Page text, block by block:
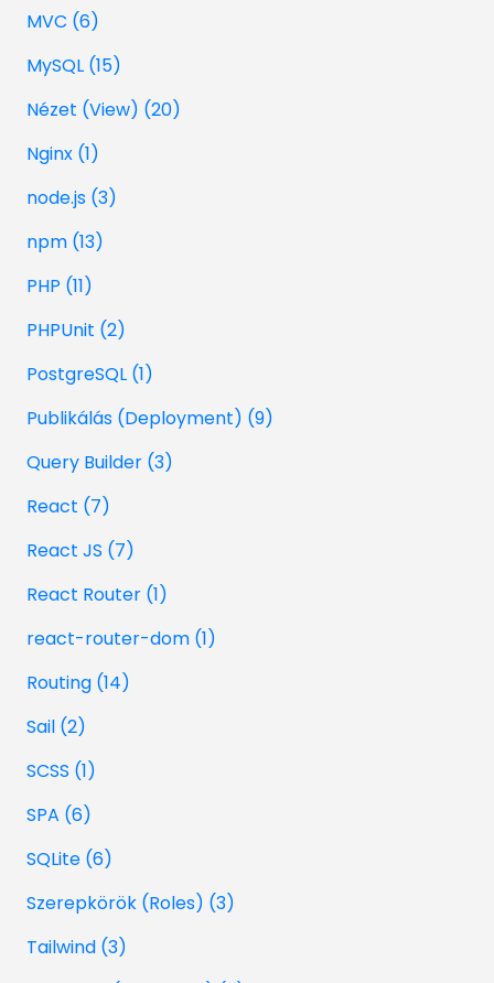
MVC (6)
MySQL (15)
Nézet (View) (20)
Nginx (1)
node.js (3)
npm (13)
PHP (11)
PHPUnit (2)
PostgreSQL (1)
Publikálás (Deployment) (9)
Query Builder (3)
React (7)
React JS (7)
React Router (1)
react-router-dom (1)
Routing (14)
Sail (2)
SCSS (1)
SPA (6)
SQLite (6)
Szerepkörök (Roles) (3)
Tailwind (3)